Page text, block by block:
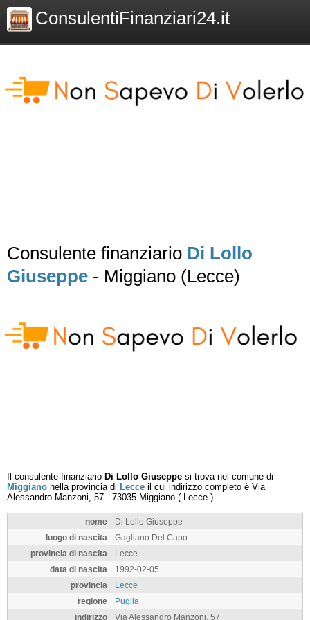
ConsulentiFinanziari24.it
Consulente finanziario Di Lollo
Giuseppe - Miggiano (Lecce)
Il consulente finanziario Di Lollo Giuseppe si trova nel comune di
Miggiano nella provincia di Lecce il cui indirizzo completo è Via
Alessandro Manzoni, 57 - 73035 Miggiano ( Lecce ).
nome
Di Lollo Giuseppe
luogo di nascita
Gagliano Del Capo
provincia di nascita
Lecce
data di nascita
1992-02-05
provincia
Lecce
regione
Puglia
indirizzo
Via Alessandro Manzoni, 57